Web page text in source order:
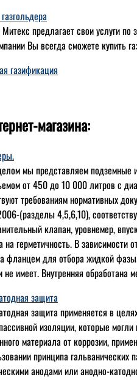
предлагает свои услуги
Вы всегда сможете купить
газификация
магазина:
мы представляем подземные
от 450 до 10 000 литров с
требованиям нормативных
(разделы 4,5,6,10),
клапан, уровнемер,
на герметичность. В зависимости
фланцем для отбора жидкой
не имеет. Внутренняя
защита
защита применяется в
изоляции, которые
материала от коррозии,
принципа
анодами или анодно-